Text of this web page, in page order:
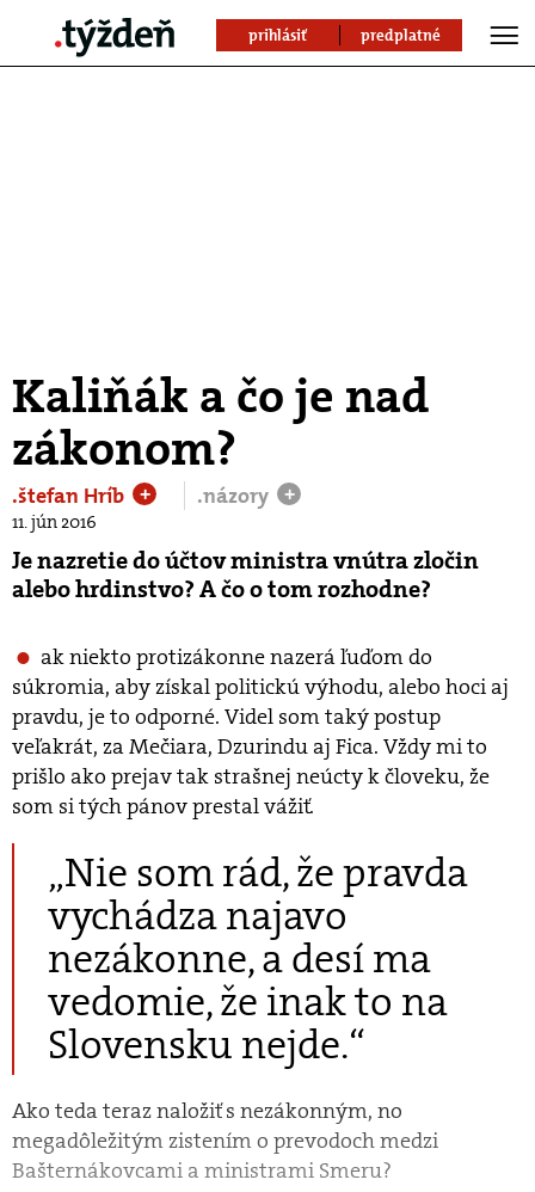
prihlásiť predplatné
Kaliňák a čo je nad
zákonom?
.štefan Hríb + .názory +
11. jún 2016
Je nazretie do účtov ministra vnútra zločin
alebo hrdinstvo? A čo o tom rozhodne?
ak niekto protizákonne nazerá ľuďom do
súkromia, aby získal politickú výhodu, alebo hoci aj
pravdu, je to odporné. Videl som taký postup
veľakrát, za Mečiara, Dzurindu aj Fica. Vždy mi to
prišlo ako prejav tak strašnej neúcty k človeku, že
som si tých pánov prestal vážiť.
„Nie som rád, že pravda
vychádza najavo
nezákonne, a desí ma
vedomie, že inak to na
Slovensku nejde.“
Ako teda teraz naložiť s nezákonným, no
megadôležitým zistením o prevodoch medzi
Bašternákovcami a ministrami Smeru?